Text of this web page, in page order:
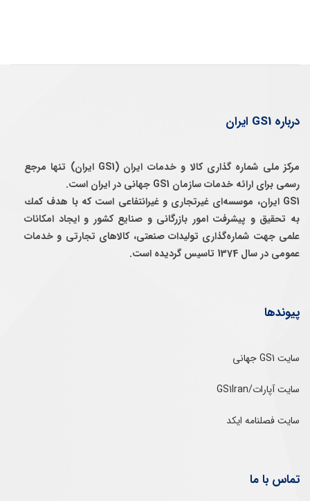
درباره GS1 ایران
مرکز ملی شماره گذاری کالا و خدمات ایران (GS1 ایران) تنها مرجع
رسمی برای ارائه خدمات سازمان GS1 جهانی در ایران است.
GS1 ایران، موسسه‌ای غيرتجاری و غيرانتفاعی است كه با هدف كمك
به تحقيق و پيشرفت امور بازرگانی و صنايع كشور و ايجاد امكانات
علمی جهت شماره‌گذاری توليدات صنعتی، كالاهای تجارتی و خدمات
عمومی در سال 1374 تاسيس گرديده است.
پیوندها
سایت GS1 جهانی
سایت آپارات/GS1Iran
سایت فصلنامه ایکد
تماس با ما